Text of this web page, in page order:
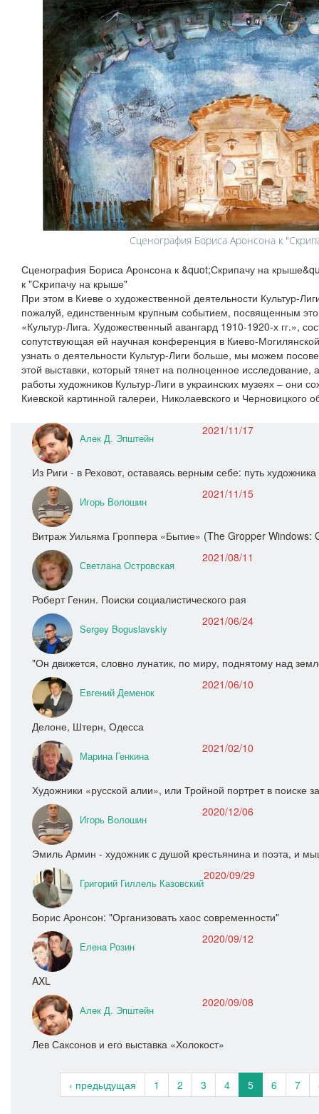
Сценография Бориса Аронсона к
Сценография Бориса Аронсона к &quot;Скрипачу на
к "Скрипачу на крыше"
При этом в Киеве о художественной деятельности Культур-
пожалуй, единственным крупным событием, посвященным
«Культур-Лига. Художественный авангард 1910-1920-х гг.»,
сопутствующая ей научная конференция в Киево-
узнать о деятельности Культур-Лиги больше, мы можем
этой выставки, который тянет на полноценное исследование,
работы художников Культур-Лиги в украинских музеях – они
Киевской картинной галереи, Николаевского и Черновицкого
Алек Д. Эпштейн
2021/11/17
Из Риги - в Реховот, оставаясь верным себе: путь
Игорь Волошин
2021/11/15
Витраж Уильяма Гроппера «Бытие» (The Gropper Windows:
Светлана Островская
2021/08/11
Роберт Генин. Поиски социалистического рая
Sergey Boguslavskiy
2021/06/24
"Он движется, словно лунатик, по миру, поднятому над
Евгений Деменок
2021/06/10
Делоне, Штерн, Одесса
Марина Генкина
2021/02/10
Художники «русской алии», или Тройной портрет в поиске
Игорь Волошин
2020/12/06
Эмиль Армин - художник с душой крестьянина и поэта, и
Григорий Гиллель Казовский
2020/09/29
Борис Аронсон: "Организовать хаос современности"
Елена Розин
2020/09/12
AXL
Алек Д. Эпштейн
2020/09/08
Лев Саксонов и его выставка «Холокост»
‹ предыдущая 1 2 3 4 5 6 7